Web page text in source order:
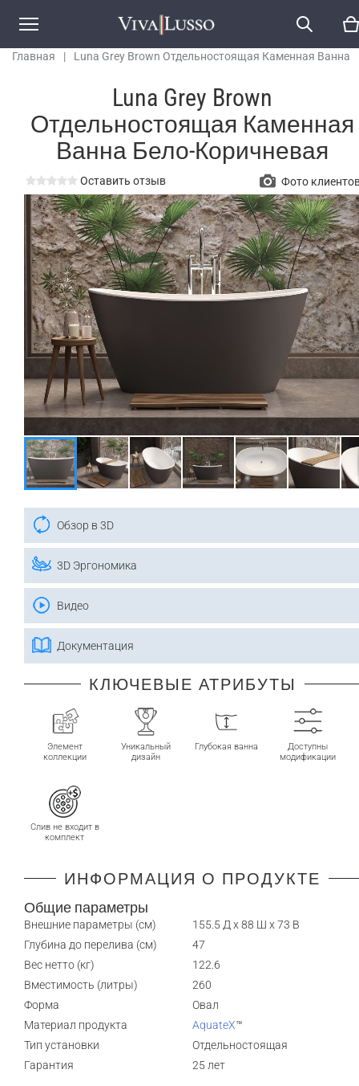
Главная |
Luna Grey Brown Отдельностоящая Каменная Ванна
Luna Grey Brown
Отдельностоящая Каменная
Ванна Бело-Коричневая
Оставить отзыв Фото
Обзор в 3D
3D Эргономика
Видео
Документация
КЛЮЧЕВЫЕ АТРИБУТЫ
Элемент
коллекции
Уникальный
дизайн
Глубокая ванна
Доступны
модификации
Слив не входит в
комплект
ИНФОРМАЦИЯ О ПРОДУКТЕ
Общие параметры
Внешние параметры (см)
155.5 Д x 88 Ш x 73 В
Глубина до перелива (см)
47
Вес нетто (кг)
122.6
Вместимость (литры)
260
Форма
Овал
Материал продукта
AquateX™
Тип установки
Отдельностоящая
Гарантия
25 лет